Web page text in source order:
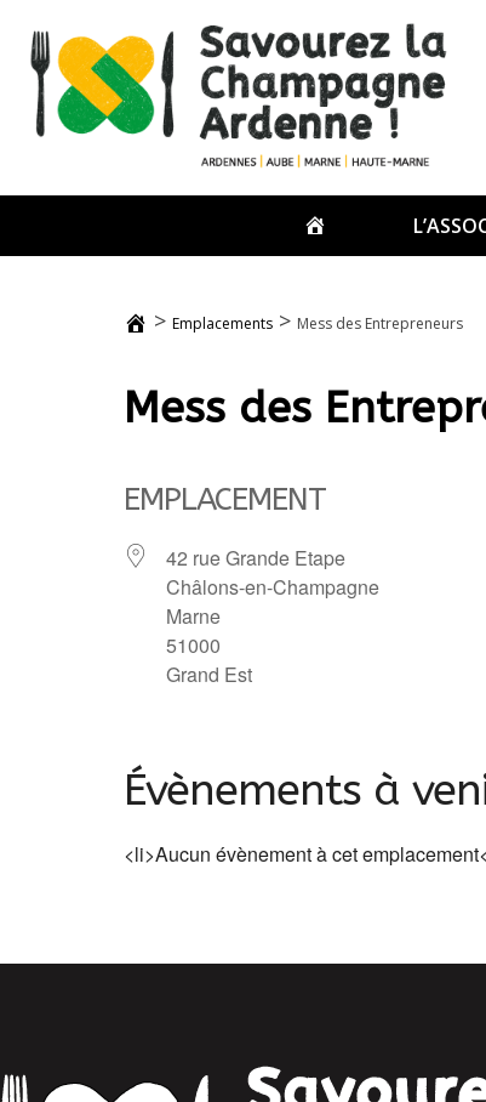
contenu
ACCUEIL
> Emplacements > Mess des Entrepreneurs
Mess des
EMPLACEMENT
42 rue Grande Etape
Châlons-en-Champagne
Marne
51000
Grand Est
Évènements à
<li>Aucun évènement à cet